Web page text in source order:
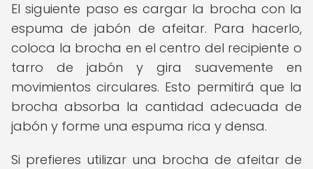
El siguiente paso es cargar la brocha con la
espuma de jabón de afeitar. Para hacerlo,
coloca la brocha en el centro del recipiente o
tarro de jabón y gira suavemente en
movimientos circulares. Esto permitirá que la
brocha absorba la cantidad adecuada de
jabón y forme una espuma rica y densa.
Si prefieres utilizar una brocha de afeitar de